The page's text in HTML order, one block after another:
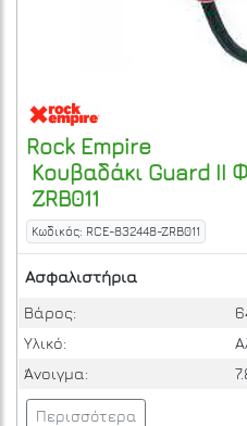
Rock Empire
Κουβαδάκι Guard II
ZRB011
Κωδικός: RCE-832448-ZRB011
Ασφαλιστήρια
Βάρος:
Υλικό:
Άνοιγμα:
Περισσότερα